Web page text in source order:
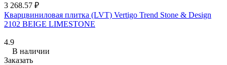
3 268.57 ₽
Кварцвиниловая плитка (LVT) Vertigo Trend Stone & Design
2102 BEIGE LIMESTONE
4.9
В наличии
Заказать